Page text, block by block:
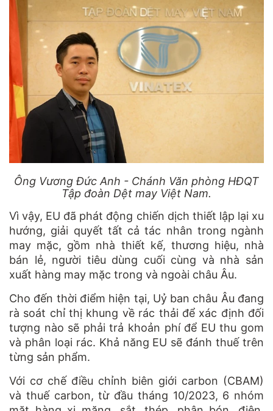
Ông Vương Đức Anh - Chánh Văn phòng HĐQT
Tập đoàn Dệt may Việt Nam.
Vì vậy, EU đã phát động chiến dịch thiết lập lại xu
hướng, giải quyết tất cả tác nhân trong ngành
may mặc, gồm nhà thiết kế, thương hiệu, nhà
bán lẻ, người tiêu dùng cuối cùng và nhà sản
xuất hàng may mặc trong và ngoài châu Âu.
Cho đến thời điểm hiện tại, Uỷ ban châu Âu đang
rà soát chỉ thị khung về rác thải để xác định đối
tượng nào sẽ phải trả khoản phí để EU thu gom
và phân loại rác. Khả năng EU sẽ đánh thuế trên
từng sản phẩm.
Với cơ chế điều chỉnh biên giới carbon (CBAM)
và thuế carbon, từ đầu tháng 10/2023, 6 nhóm